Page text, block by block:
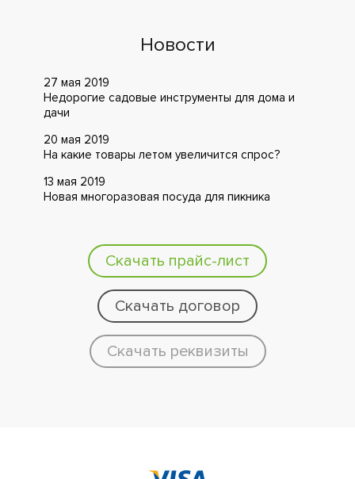
Новости
27 мая 2019
Недорогие садовые инструменты для дома и
дачи
20 мая 2019
На какие товары летом увеличится спрос?
13 мая 2019
Новая многоразовая посуда для пикника
Скачать прайс-лист
Скачать договор
Скачать реквизиты